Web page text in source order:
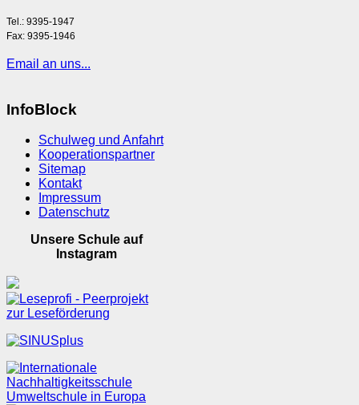
Tel.: 9395-1947
Fax: 9395-1946
Email an uns...
InfoBlock
Schulweg und Anfahrt
Kooperationspartner
Sitemap
Kontakt
Impressum
Datenschutz
Unsere Schule auf
Instagram